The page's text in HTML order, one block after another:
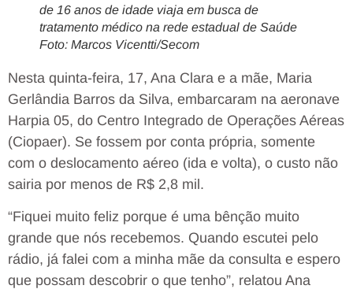
de 16 anos de idade viaja em busca de
tratamento médico na rede estadual de Saúde
Foto: Marcos Vicentti/Secom
Nesta quinta-feira, 17, Ana Clara e a mãe, Maria
Gerlândia Barros da Silva, embarcaram na aeronave
Harpia 05, do Centro Integrado de Operações Aéreas
(Ciopaer). Se fossem por conta própria, somente
com o deslocamento aéreo (ida e volta), o custo não
sairia por menos de R$ 2,8 mil.
“Fiquei muito feliz porque é uma bênção muito
grande que nós recebemos. Quando escutei pelo
rádio, já falei com a minha mãe da consulta e espero
que possam descobrir o que tenho”, relatou Ana